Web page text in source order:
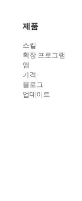
제품
스킬
확장 프로그램
앱
가격
블로그
업데이트